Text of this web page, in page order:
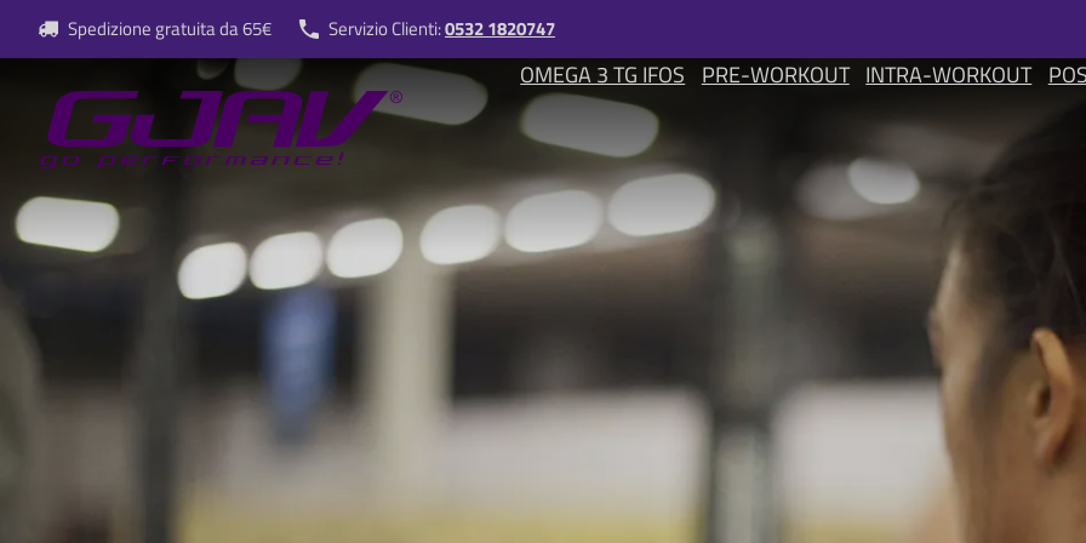
Spedizione gratuita da 65€ Servizio Clienti:0532 1820747
M
a
i
n
n
i
a
OMEGA 3 TG IFOS PRE-WORKOUT INTRA-WORKOUT